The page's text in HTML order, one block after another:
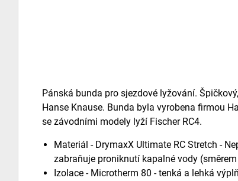
Pánská bunda pro sjezdové lyžování.
Hanse Knause. Bunda byla vyrobena firmou
se závodními modely lyží Fischer RC4.
Materiál - DrymaxX Ultimate RC Stretch -
zabraňuje proniknutí kapalné vody
Izolace - Microtherm 80 - tenká a lehká